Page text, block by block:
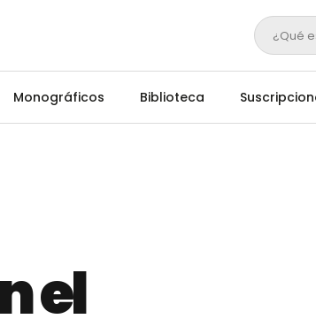
¿Qué
Monográficos Biblioteca
el